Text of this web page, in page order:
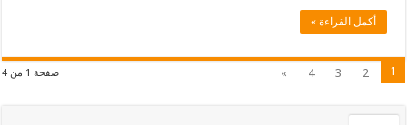
أكمل القراءة »
صفحة 1 من 4 1
2
3
4
»